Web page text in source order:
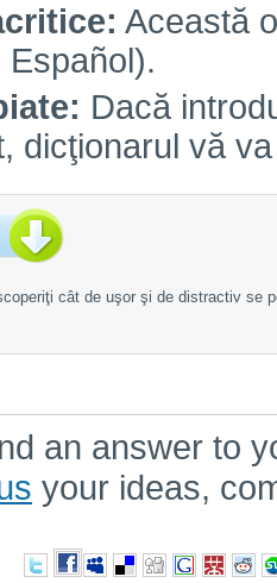
Această
Dacă
dicţionarul vă
cât de uşor şi de distractiv se
an answer to
your ideas,